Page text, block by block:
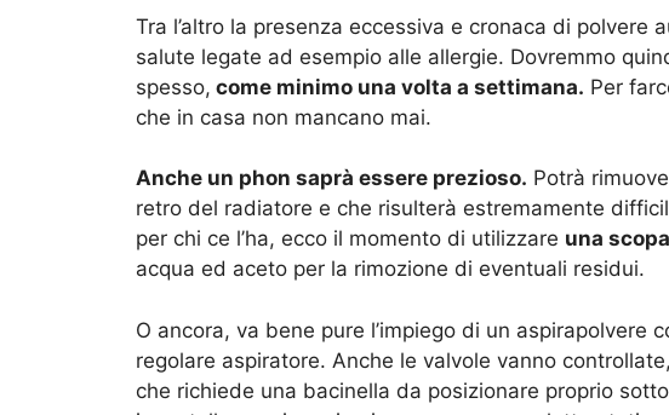
Tra l’altro la presenza eccessiva e cronaca di polvere
salute legate ad esempio alle allergie. Dovremmo
spesso, come minimo una volta a settimana. Per
che in casa non mancano mai.
Anche un phon saprà essere prezioso. Potrà
retro del radiatore e che risulterà estremamente
per chi ce l’ha, ecco il momento di utilizzare una
acqua ed aceto per la rimozione di eventuali residui.
O ancora, va bene pure l’impiego di un aspirapolvere
regolare aspiratore. Anche le valvole vanno
che richiede una bacinella da posizionare proprio